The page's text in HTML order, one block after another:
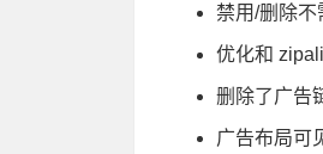
禁用/删除不
优化和
删除了广告
广告布局可